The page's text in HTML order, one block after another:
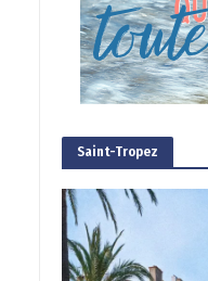
Saint-Tropez